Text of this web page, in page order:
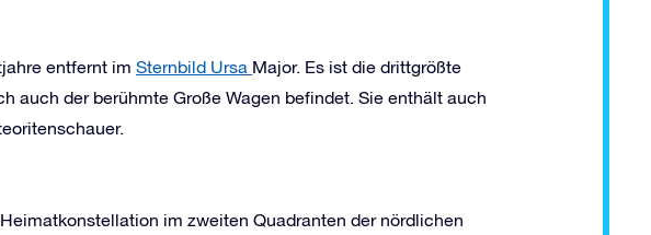
entfernt im Sternbild Ursa Major. Es ist die drittgrößte
auch der berühmte Große Wagen befindet. Sie enthält auch
im zweiten Quadranten der nördlichen